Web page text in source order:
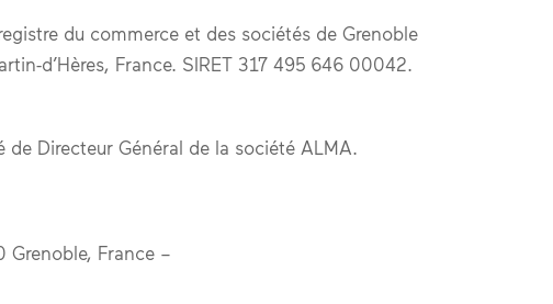
du commerce et des sociétés de Grenoble
d’Hères, France. SIRET 317 495 646 00042.
Directeur Général de la société ALMA.
Grenoble, France –